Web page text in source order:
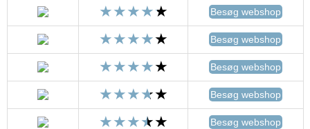
Besøg webshop
Besøg webshop
Besøg webshop
Besøg webshop
Besøg webshop